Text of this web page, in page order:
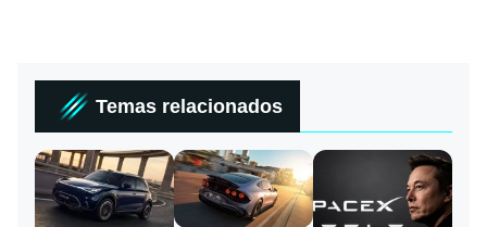
Temas relacionados